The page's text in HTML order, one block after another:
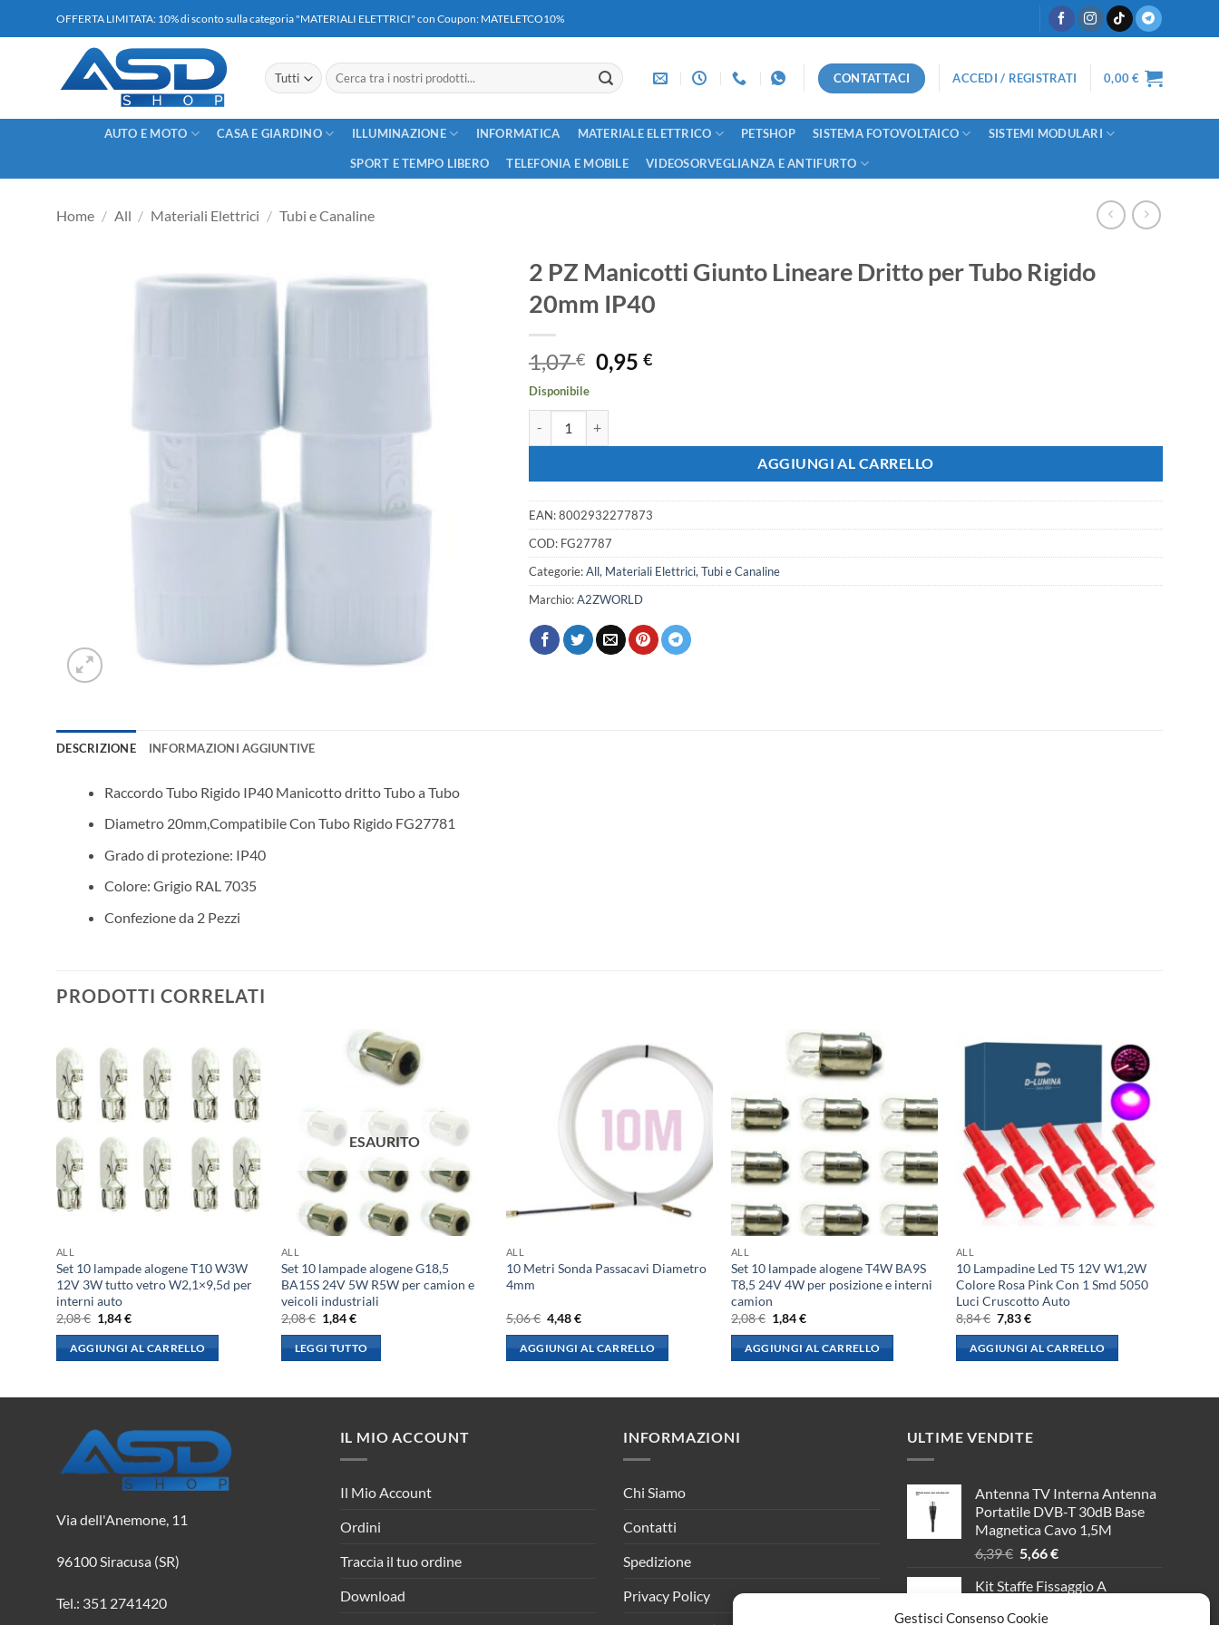
Gestisci Consenso Cookie
ai
OFFERTA LIMITATA: 10% di sconto sulla categoria "MATERIALI ELETTRICI" con Coupon: MATELETCO10%
Cerca: CONTATTACI ACCEDI / REGISTRATI 0,00€
AUTO E MOTO CASA E GIARDINO ILLUMINAZIONE INFORMATICA MATERIALE ELETTRICO PETSHOP SISTEMA FOTOVOLTAICO SISTEMI MODULARI
SPORT E TEMPO LIBERO TELEFONIA E MOBILE VIDEOSORVEGLIANZA E ANTIFURTO
Home / All / Materiali Elettrici / Tubi e Canaline
2 PZ Manicotti Giunto Lineare Dritto per Tubo Rigido
20mm IP40
1,07€ Il
prezzo
originale
era:
1,07 €.
0,95€Il
0,95 €.
Disponibile
AGGIUNGI AL CARRELLO
EAN:8002932277873
COD: FG27787
Categorie:All, Materiali Elettrici, Tubi e Canaline
Marchio:A2ZWORLD
DESCRIZIONE INFORMAZIONI AGGIUNTIVE
Raccordo Tubo Rigido IP40 Manicotto dritto Tubo a Tubo
Diametro 20mm,Compatibile Con Tubo Rigido FG27781
Grado di protezione: IP40
Colore: Grigio RAL 7035
Confezione da 2 Pezzi
PRODOTTI CORRELATI
ALL
Set 10 lampade alogene T10 W3W
12V 3W tutto vetro W2,1×9,5d per
interni auto
2,08€ Il
prezzo
originale
era:
1,84€Il
attuale
è:
AGGIUNGI AL CARRELLO
ESAURITO
ALL
Set 10 lampade alogene G18,5
BA15S 24V 5W R5W per camion e
veicoli industriali
2,08€ Il
prezzo
originale
era:
1,84€Il
attuale
è:
LEGGI TUTTO
ALL
10 Metri Sonda Passacavi Diametro
4mm
5,06€ Il
prezzo
originale
era:
4,48€Il
attuale
è:
AGGIUNGI AL CARRELLO
ALL
Set 10 lampade alogene T4W BA9S
T8,5 24V 4W per posizione e interni
camion
2,08€ Il
prezzo
originale
era:
1,84€Il
attuale
è:
AGGIUNGI AL CARRELLO
ALL
10 Lampadine Led T5 12V W1,2W
Colore Rosa Pink Con 1 Smd 5050
Luci Cruscotto Auto
8,84€ Il
prezzo
originale
era:
7,83€Il
attuale
è:
AGGIUNGI AL CARRELLO
Via dell'Anemone, 11
96100 Siracusa (SR)
Tel.: 351 2741420
IL MIO ACCOUNT
Il Mio Account
Ordini
Traccia il tuo ordine
Download
INFORMAZIONI
Chi Siamo
Contatti
Spedizione
Privacy Policy
ULTIME VENDITE
Antenna TV Interna Antenna
Portatile DVB-T 30dB Base
Magnetica Cavo 1,5M
6,39€ Il
originale
5,66€Il
attuale
Kit Staffe Fissaggio A